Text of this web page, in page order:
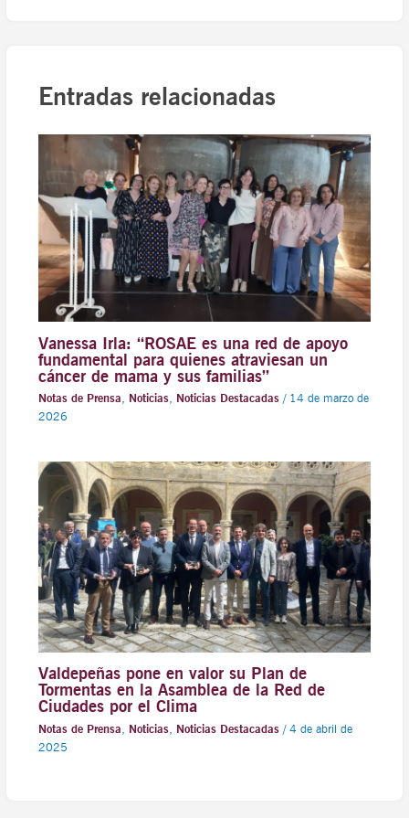
Entradas relacionadas
Vanessa Irla: “ROSAE es una red de apoyo
fundamental para quienes atraviesan un
cáncer de mama y sus familias”
Notas de Prensa, Noticias, Noticias Destacadas/ 14 de marzo de
2026
Valdepeñas pone en valor su Plan de
Tormentas en la Asamblea de la Red de
Ciudades por el Clima
Notas de Prensa Noticias, Noticias Destacadas/ 4 de abril de
2025